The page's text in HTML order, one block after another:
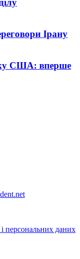
Ірану
США: вперше
і персональних даних